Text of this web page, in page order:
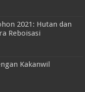
2021: Hutan dan
Reboisasi
Kakanwil